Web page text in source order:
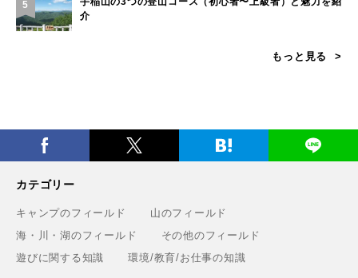
5
介
もっと見る
カテゴリー
キャンプのフィールド
山のフィールド
海・川・湖のフィールド
その他のフィールド
遊びに関する知識
環境/教育/お仕事の知識